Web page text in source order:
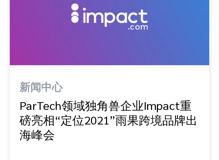
新闻中心
ParTech领域独角兽企业Impact重
磅亮相“定位2021”雨果跨境品牌出
海峰会